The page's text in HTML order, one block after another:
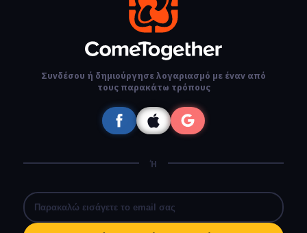
Συνδέσου ή δημιούργησε λογαριασμό με έναν από
τους παρακάτω τρόπους
Ή